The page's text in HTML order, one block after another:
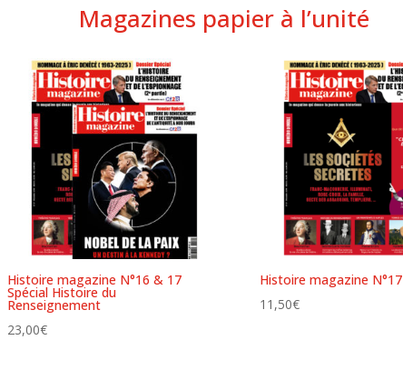
Magazines papier à l’unité
Histoire magazine N°16 & 17
Spécial Histoire du
Renseignement
23,00€
Histoire magazine N°17
11,50€